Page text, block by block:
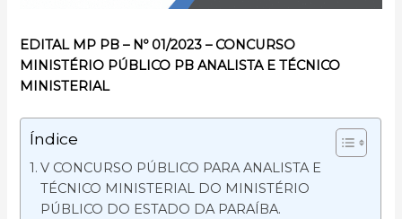
EDITAL MP PB – Nº 01/2023 – CONCURSO
MINISTÉRIO PÚBLICO PB ANALISTA E TÉCNICO
MINISTERIAL
Índice
V CONCURSO PÚBLICO PARA ANALISTA E
TÉCNICO MINISTERIAL DO MINISTÉRIO
PÚBLICO DO ESTADO DA PARAÍBA.